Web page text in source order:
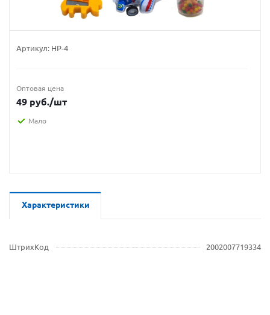
Артикул: НР-4
Оптовая цена
49 руб./шт
Мало
Характеристики
ШтрихКод 2002007719334